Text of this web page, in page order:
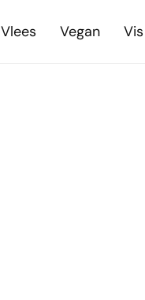
Vlees Vegan Vis